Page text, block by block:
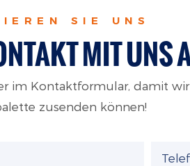
SIE UNS
MIT UNS
im Kontaktformular, damit
zusenden können!